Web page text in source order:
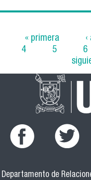
Páginas
« primera
4
5 6
Departamento de